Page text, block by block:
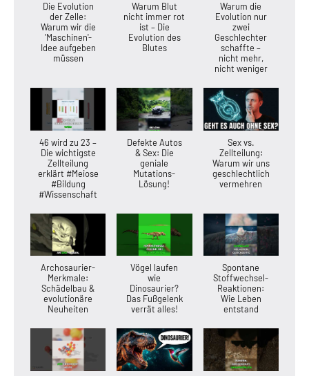
Die Evolution
der Zelle:
Warum wir die
'Maschinen'-
Idee aufgeben
müssen
Warum Blut
nicht immer rot
ist – Die
Evolution des
Blutes
Warum die
Evolution nur
zwei
Geschlechter
schaffte –
nicht mehr,
nicht weniger
46 wird zu 23 –
Die wichtigste
Zellteilung
erklärt #Meiose
#Bildung
#Wissenschaft
Defekte Autos
& Sex: Die
geniale
Mutations-
Lösung!
Sex vs.
Zellteilung:
Warum wir uns
geschlechtlich
vermehren
Archosaurier-
Merkmale:
Schädelbau &
evolutionäre
Neuheiten
Vögel laufen
wie
Dinosaurier?
Das Fußgelenk
verrät alles!
Spontane
Stoffwechsel-
Reaktionen:
Wie Leben
entstand